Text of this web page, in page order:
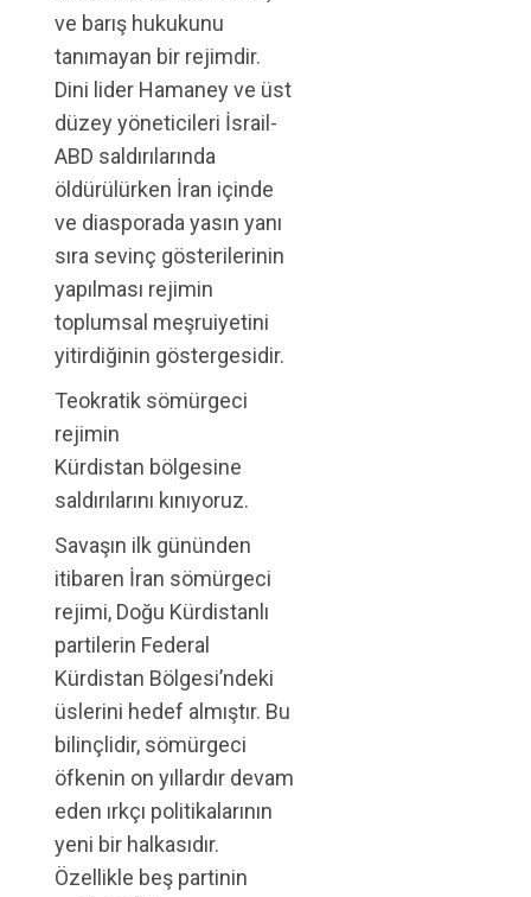
ve barış hukukunu
tanımayan bir rejimdir.
Dini lider Hamaney ve üst
düzey yöneticileri İsrail-
ABD saldırılarında
öldürülürken İran içinde
ve diasporada yasın yanı
sıra sevinç gösterilerinin
yapılması rejimin
toplumsal meşruiyetini
yitirdiğinin göstergesidir.
Teokratik sömürgeci
rejimin
Kürdistan bölgesine
saldırılarını kınıyoruz.
Savaşın ilk gününden
itibaren İran sömürgeci
rejimi, Doğu Kürdistanlı
partilerin Federal
Kürdistan Bölgesi’ndeki
üslerini hedef almıştır. Bu
bilinçlidir, sömürgeci
öfkenin on yıllardır devam
eden ırkçı politikalarının
yeni bir halkasıdır.
Özellikle beş partinin